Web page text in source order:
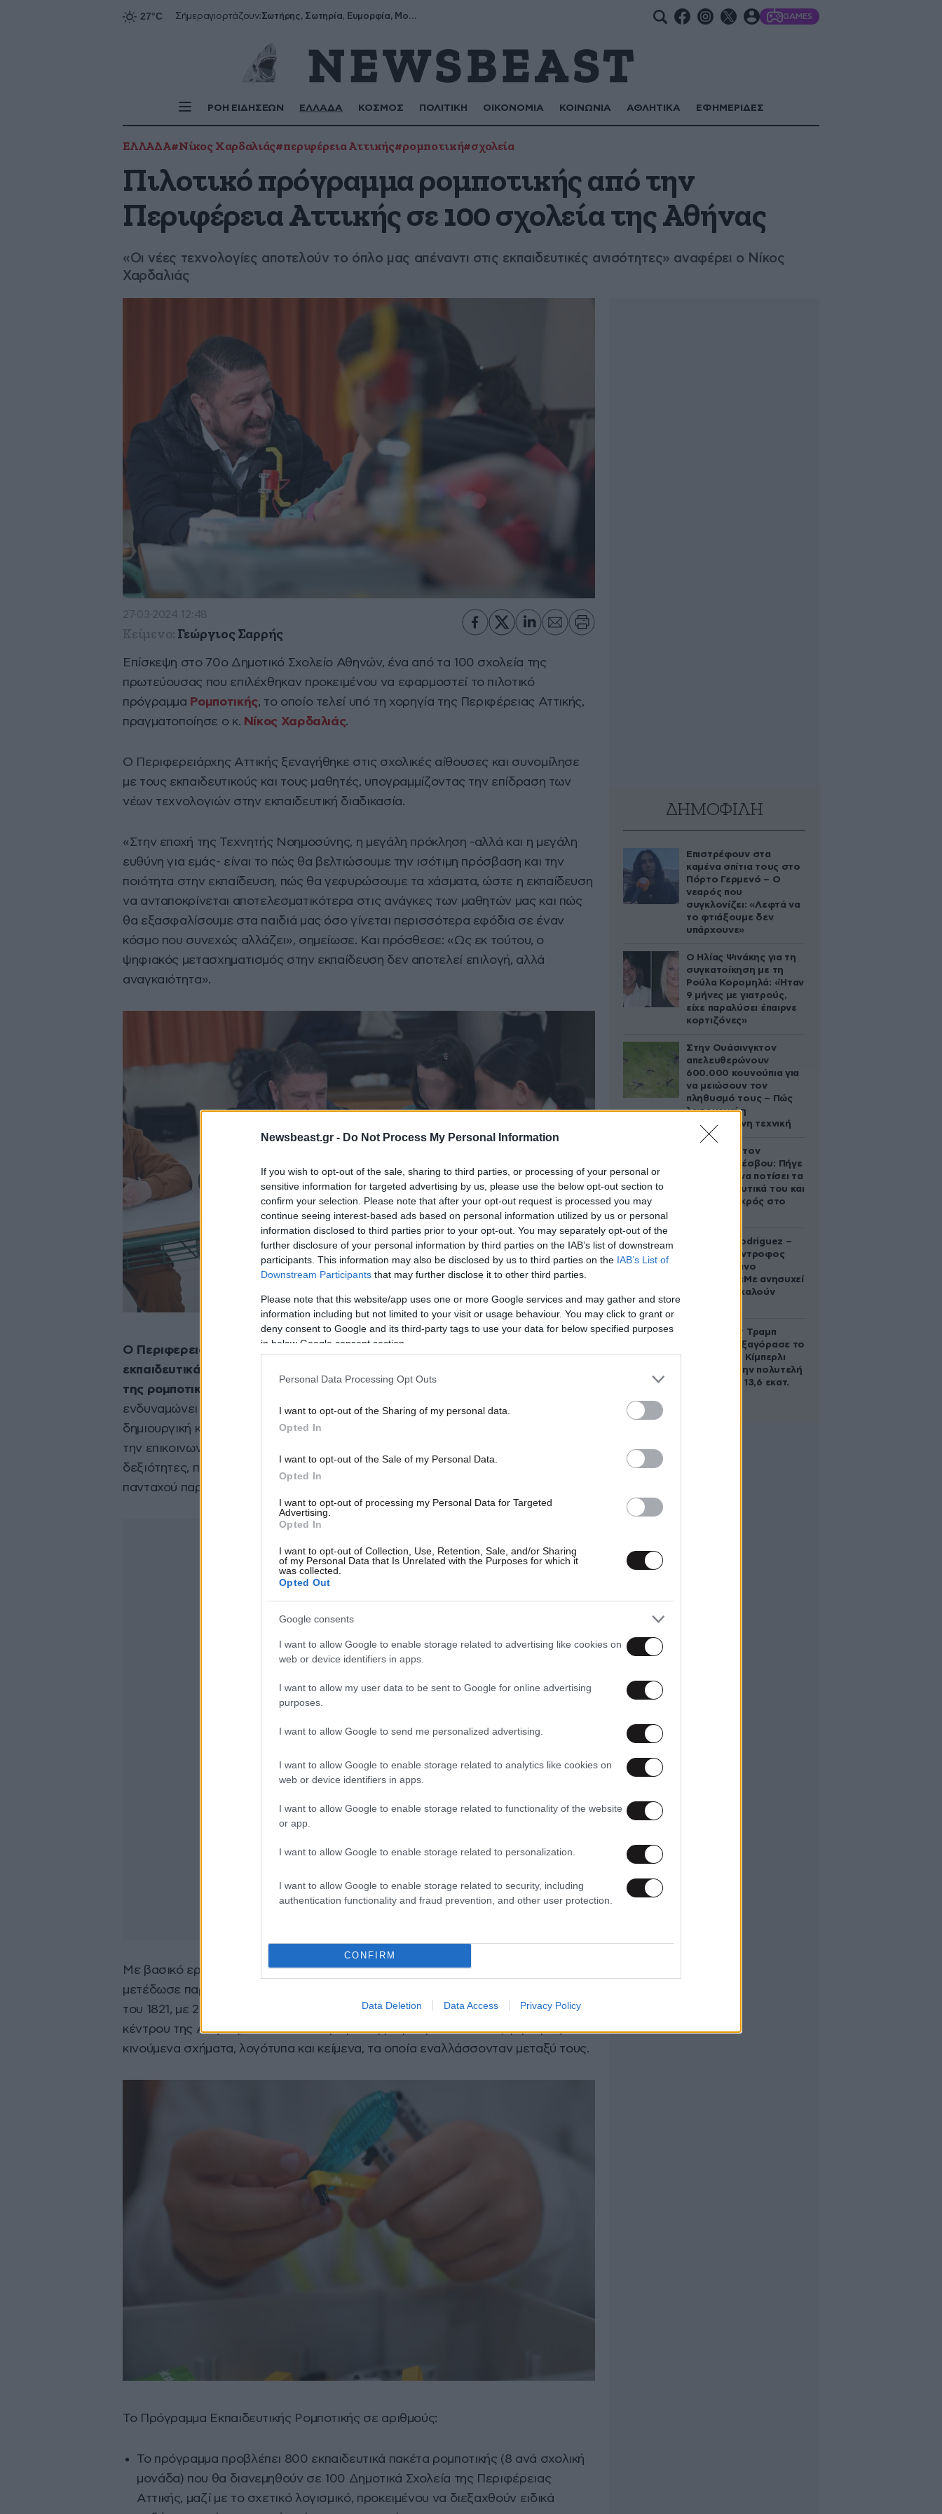
Newsbeast.gr - Do Not Process My Personal Information
If you wish to opt-out of the sale, sharing to third parties, or processing of your personal or
sensitive information for targeted advertising by us, please use the below opt-out section to
confirm your selection. Please note that after your opt-out request is processed you may
continue seeing interest-based ads based on personal information utilized by us or personal
information disclosed to third parties prior to your opt-out. You may separately opt-out of the
further disclosure of your personal information by third parties on the IAB’s list of downstream
participants. This information may also be disclosed by us to third parties on the IAB’s List of
Downstream Participants that may further disclose it to other third parties.
Please note that this website/app uses one or more Google services and may gather and store
information including but not limited to your visit or usage behaviour. You may click to grant or
deny consent to Google and its third-party tags to use your data for below specified purposes
in below Google consent section.
Personal Data Processing Opt Outs
I want to opt-out of the Sharing of my personal data.
Opted In
I want to opt-out of the Sale of my Personal Data.
Opted In
I want to opt-out of processing my Personal Data for Targeted
Advertising.
Opted In
I want to opt-out of Collection, Use, Retention, Sale, and/or Sharing
of my Personal Data that Is Unrelated with the Purposes for which it
was collected.
Opted Out
Google consents
I want to allow Google to enable storage related to advertising like cookies on
web or device identifiers in apps.
I want to allow my user data to be sent to Google for online advertising
purposes.
I want to allow Google to send me personalized advertising.
I want to allow Google to enable storage related to analytics like cookies on
web or device identifiers in apps.
I want to allow Google to enable storage related to functionality of the website
or app.
I want to allow Google to enable storage related to personalization.
I want to allow Google to enable storage related to security, including
authentication functionality and fraud prevention, and other user protection.
CONFIRM
Data Deletion Data Access Privacy Policy
Σήμεραγιορτάζουν: Σωτήρης, Σωτηρία, Ευμορφία, Μορφούλα GAMES
ΡΟΗ ΕΙΔΗΣΕΩΝ ΕΛΛΑΔΑ ΚΟΣΜΟΣ ΠΟΛΙΤΙΚΗ ΟΙΚΟΝΟΜΙΑ ΚΟΙΝΩΝΙΑ ΑΘΛΗΤΙΚΑ ΕΦΗΜΕΡΙΔΕΣ
ΕΛΛΑΔΑ#Νίκος Χαρδαλιάς#περιφέρεια Αττικής#ρομποτική#σχολεία
Πιλοτικό πρόγραμμα ρομποτικής από την
Περιφέρεια Αττικής σε 100 σχολεία της Αθήνας
«Οι νέες τεχνολογίες αποτελούν το όπλο μας απέναντι στις εκπαιδευτικές ανισότητες» αναφέρει ο Νίκος
Χαρδαλιάς
27·03·2024 12:48
Κείμενο: Γεώργιος Σαρρής
Επίσκεψη στο 70ο Δημοτικό Σχολείο Αθηνών, ένα από τα 100 σχολεία της
πρωτεύουσας που επιλέχθηκαν προκειμένου να εφαρμοστεί το πιλοτικό
πρόγραμμα Ρομποτικής, το οποίο τελεί υπό τη χορηγία της Περιφέρειας Αττικής,
πραγματοποίησε ο κ. Νίκος Χαρδαλιάς.
Ο Περιφερειάρχης Αττικής ξεναγήθηκε στις σχολικές αίθουσες και συνομίλησε
με τους εκπαιδευτικούς και τους μαθητές, υπογραμμίζοντας την επίδραση των
νέων τεχνολογιών στην εκπαιδευτική διαδικασία.
«Στην εποχή της Τεχνητής Νοημοσύνης, η μεγάλη πρόκληση -αλλά και η μεγάλη
ευθύνη για εμάς- είναι το πώς θα βελτιώσουμε την ισότιμη πρόσβαση και την
ποιότητα στην εκπαίδευση, πώς θα γεφυρώσουμε τα χάσματα, ώστε η εκπαίδευση
να ανταποκρίνεται αποτελεσματικότερα στις ανάγκες των μαθητών μας και πώς
θα εξασφαλίσουμε στα παιδιά μας όσο γίνεται περισσότερα εφόδια σε έναν
κόσμο που συνεχώς αλλάζει», σημείωσε. Και πρόσθεσε: «Ως εκ τούτου, ο
ψηφιακός μετασχηματισμός στην εκπαίδευση δεν αποτελεί επιλογή, αλλά
αναγκαιότητα».
Ο Περιφερειάρχης Αττικής παρέδωσε στους εκπαιδευτικούς οκτώ
εκπαιδευτικά πακέτα και συμμετείχε μαζί με τα παιδιά στη συναρμολόγηση
της ρομποτικής κατασκευής.
ενδυναμώνει την εκπαίδευση σε τρία επίπεδα. «Ενδυναμώνει τη μάθηση, τη
δημιουργική και κριτική σκέψη. Προωθεί τη διαδραστικότητα, τη συνεργασία και
την επικοινωνία μεταξύ των μαθητών. Βοηθά τα παιδιά να αναπτύσσουν νέες
δεξιότητες, προετοιμάζοντάς τα για ένα μέλλον όπου η τεχνολογία θα είναι
πανταχού παρούσα», τόνισε χαρακτηριστικά.
Με βασικό εργαλείο τις νέες τεχνολογίες, άλλωστε, η Περιφέρεια Αττικής
μετέδωσε παραμονή της 25ης Μαρτίου το διαχρονικό μήνυμα της Επανάστασης
του 1821, με 250 drones που μετέτρεψαν τον νυχτερινό αττικό ουρανό του
κέντρου της Αθήνας, σε έναν πολύχρωμο καμβά με τρισδιάστατες φιγούρες,
κινούμενα σχήματα, λογότυπα και κείμενα, τα οποία εναλλάσσονταν μεταξύ τους.
Το Πρόγραμμα Εκπαιδευτικής Ρομποτικής σε αριθμούς:
Το πρόγραμμα προβλέπει 800 εκπαιδευτικά πακέτα ρομποτικής (8 ανά σχολική
μονάδα) που θα διανεμηθούν σε 100 Δημοτικά Σχολεία της Περιφέρειας
Αττικής, μαζί με το σχετικό λογισμικό, προκειμένου να διεξαχθούν ειδικά
ΔΗΜΟΦΙΛΗ
Επιστρέφουν στα
καμένα σπίτια τους στο
Πόρτο Γερμενό – Ο
νεαρός που
συγκλονίζει: «Λεφτά να
το φτιάξουμε δεν
υπάρχουνε»
Ο Ηλίας Ψινάκης για τη
συγκατοίκηση με τη
Ρούλα Κορομηλά: «Ήταν
9 μήνες με γιατρούς,
είχε παραλύσει έπαιρνε
κορτιζόνες»
Στην Ουάσινγκτον
απελευθερώνουν
600.000 κουνούπια για
να μειώσουν τον
πληθυσμό τους – Πώς
λειτουργεί η
συγκεκριμένη τεχνική
Τραγωδία στον
Ασώματο Λέσβου: Πήγε
στο κτήμα να ποτίσει τα
οπωροκηπευτικά του και
βρέθηκε νεκρός στο
Georgina Rodriguez –
Ξεσπά η σύντροφος
του Κριστιάνο
Ρονάλντο: «Με ανησυχεί
που με αποκαλούν
Ο Ντόναλντ Τραμπ
Τζούνιορ εξαγόρασε το
μερίδιο της Κίμπερλι
Γκίλφοϊλ στην πολυτελή
έπαυλη των 13,6 εκατ.